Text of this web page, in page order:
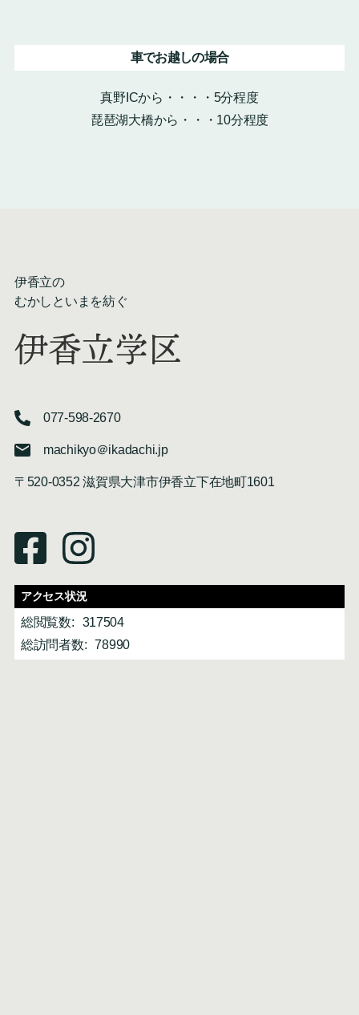
車でお越しの場合
真野ICから・・・・5分程度
琵琶湖大橋から・・・10分程度
伊香立の
むかしといまを紡ぐ
伊香立学区
077-598-2670
machikyo＠ikadachi.jp
〒520-0352 滋賀県大津市伊香立下在地町1601
アクセス状況
総閲覧数:
317504
総訪問者数:
78990